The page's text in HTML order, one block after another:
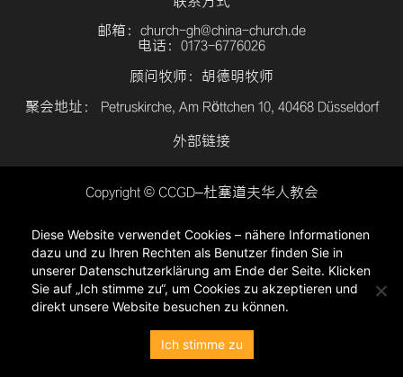
邮箱：church-gh@china-church.de
电话：0173-6776026
顾问牧师：胡德明牧师
聚会地址： Petruskirche, Am Röttchen 10, 40468 Düsseldorf
外部链接
Copyright © CCGD–杜塞道夫华人教会
隐私政策
Diese Website verwendet Cookies – nähere Informationen
dazu und zu Ihren Rechten als Benutzer finden Sie in
unserer Datenschutzerklärung am Ende der Seite. Klicken
Sie auf „Ich stimme zu“, um Cookies zu akzeptieren und
direkt unsere Website besuchen zu können.
Ich stimme zu